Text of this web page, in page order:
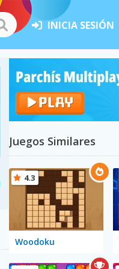
INICIA SESIÓN
Juegos Similares
Woodoku
4.3